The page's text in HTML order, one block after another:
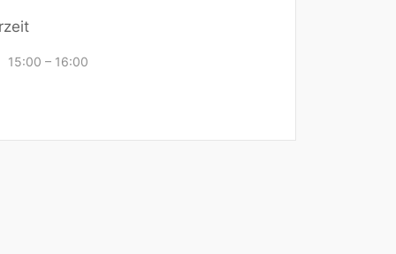
15:00 – 16:00